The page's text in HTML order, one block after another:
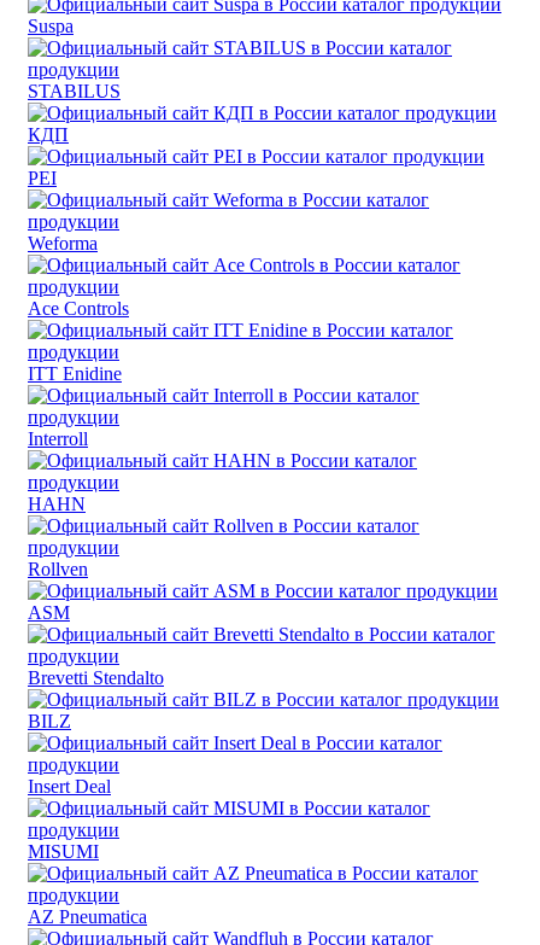
Suspa
STABILUS
КДП
PEI
Weforma
Ace Controls
ITT Enidine
Interroll
HAHN
Rollven
ASM
Brevetti Stendalto
BILZ
Insert Deal
MISUMI
AZ Pneumatica